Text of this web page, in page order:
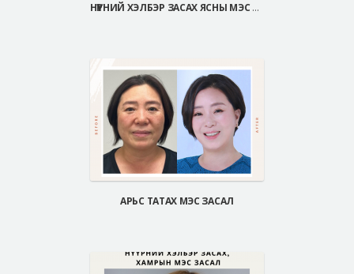
НҮҮРНИЙ ХЭЛБЭР ЗАСАХ ЯСНЫ МЭС ЗАСАЛ
АРЬС ТАТАХ МЭС ЗАСАЛ